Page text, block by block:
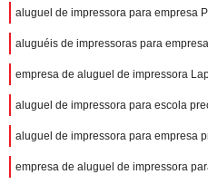
aluguel de impressora para empresa
aluguéis de impressoras para
empresa de aluguel de impressora
aluguel de impressora para escola
aluguel de impressora para empresa
empresa de aluguel de impressora